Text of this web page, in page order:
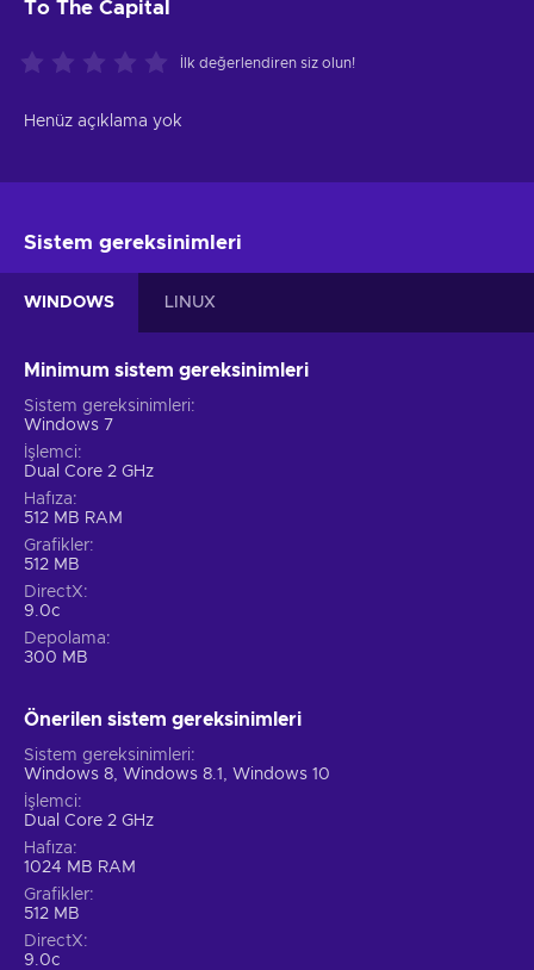
To The Capital
İlk değerlendiren siz olun!
Henüz açıklama yok
Sistem gereksinimleri
WINDOWS LINUX
Minimum sistem gereksinimleri
Sistem gereksinimleri
Windows 7
İşlemci
Dual Core 2 GHz
Hafıza
512 MB RAM
Grafikler
512 MB
DirectX
9.0c
Depolama
300 MB
Önerilen sistem gereksinimleri
Sistem gereksinimleri
Windows 8, Windows 8.1, Windows 10
İşlemci
Dual Core 2 GHz
Hafıza
1024 MB RAM
Grafikler
512 MB
DirectX
9.0c